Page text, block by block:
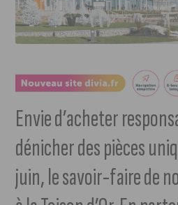
Envie d’acheter
dénicher des pièces
juin, le savoir-faire de